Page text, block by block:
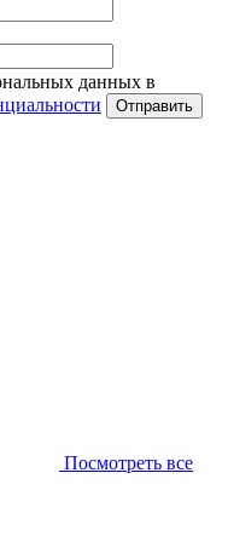
данных в
Отправить
Посмотреть все